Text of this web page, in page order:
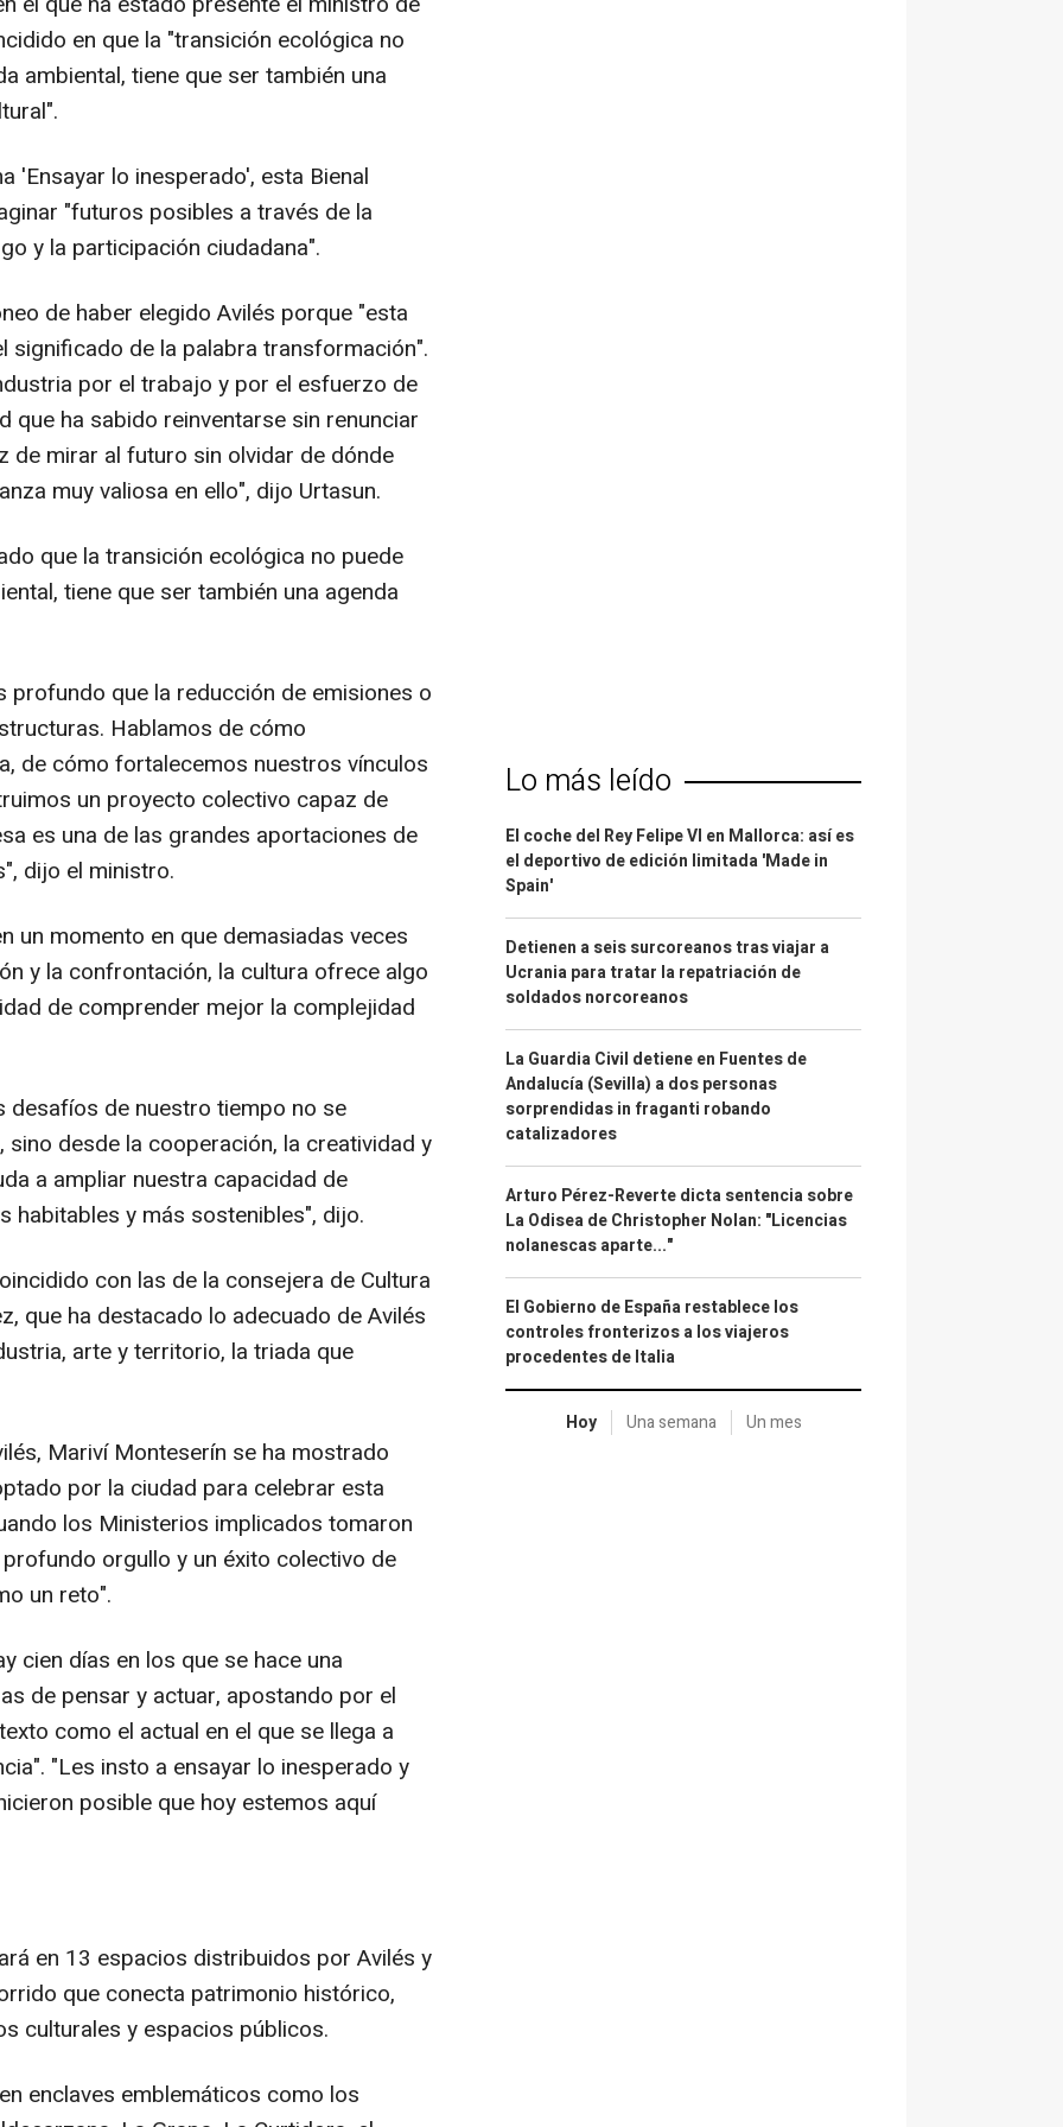
en que la "transición ecológica no
ambiental, tiene que ser también una
lo inesperado', esta Bienal
"futuros posibles a través de la
y la participación ciudadana".
de haber elegido Avilés porque "esta
significado de la palabra transformación".
por el trabajo y por el esfuerzo de
que ha sabido reinventarse sin renunciar
de mirar al futuro sin olvidar de dónde
muy valiosa en ello", dijo Urtasun.
que la transición ecológica no puede
tiene que ser también una agenda
que la reducción de emisiones o
Hablamos de cómo
de cómo fortalecemos nuestros vínculos
un proyecto colectivo capaz de
es una de las grandes aportaciones de
dijo el ministro.
momento en que demasiadas veces
y la confrontación, la cultura ofrece algo
de comprender mejor la complejidad
de nuestro tiempo no se
desde la cooperación, la creatividad y
a ampliar nuestra capacidad de
habitables y más sostenibles", dijo.
con las de la consejera de Cultura
que ha destacado lo adecuado de Avilés
arte y territorio, la triada que
Mariví Monteserín se ha mostrado
por la ciudad para celebrar esta
los Ministerios implicados tomaron
orgullo y un éxito colectivo de
un reto".
días en los que se hace una
de pensar y actuar, apostando por el
como el actual en el que se llega a
"Les insto a ensayar lo inesperado y
posible que hoy estemos aquí
en 13 espacios distribuidos por Avilés y
que conecta patrimonio histórico,
culturales y espacios públicos.
enclaves emblemáticos como los
Lo más leído
El coche del Rey Felipe VI en Mallorca: así es
el deportivo de edición limitada 'Made in
Spain'
Detienen a seis surcoreanos tras viajar a
Ucrania para tratar la repatriación de
soldados norcoreanos
La Guardia Civil detiene en Fuentes de
Andalucía (Sevilla) a dos personas
sorprendidas in fraganti robando
catalizadores
Arturo Pérez-Reverte dicta sentencia sobre
La Odisea de Christopher Nolan: "Licencias
nolanescas aparte..."
El Gobierno de España restablece los
controles fronterizos a los viajeros
procedentes de Italia
Hoy Una semana Un mes